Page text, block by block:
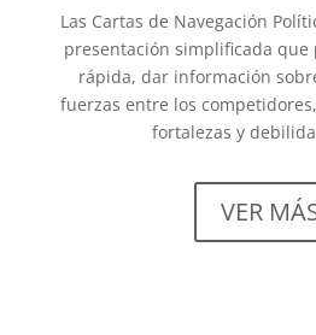
Las Cartas de Navegación
presentación simplificada
rápida, dar información
fuerzas entre los
fortalezas y
VER